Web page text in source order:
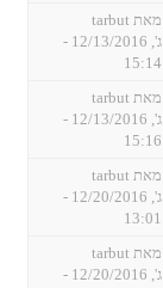
מאת tarbut
ג', 12/13/2016 -
15:14
מאת tarbut
ג', 12/13/2016 -
15:16
מאת tarbut
ג', 12/20/2016 -
13:01
מאת tarbut
ג', 12/20/2016 -